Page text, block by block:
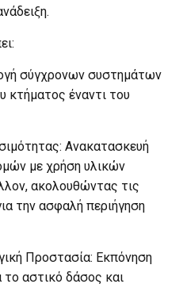
σύγχρονων συστημάτων
κτήματος έναντι του
Ανακατασκευή
με χρήση υλικών
ακολουθώντας τις
την ασφαλή περιήγηση
Προστασία: Εκπόνηση
το αστικό δάσος και